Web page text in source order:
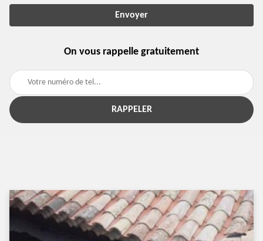
On vous rappelle gratuitement